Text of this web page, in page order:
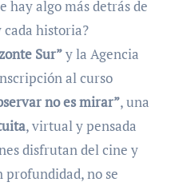
cada historia?
Sur”y la Agencia
al curso
no es mirar”, una
, virtual y pensada
disfrutan del cine y
no se